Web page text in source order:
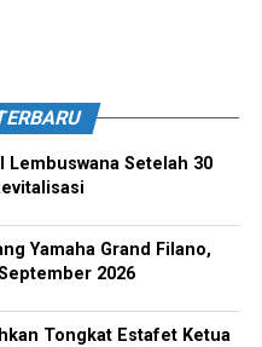
Lembuswana Setelah 30
Yamaha Grand Filano,
2026
Tongkat Estafet Ketua